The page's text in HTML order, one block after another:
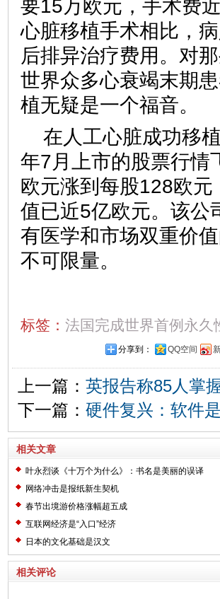
要15万欧元，手术费
心脏移植手术相比，
后排异治疗费用。对
世界众多心衰竭末期
植无疑是一个福音。
在人工心脏成功移
年7月上市的股票行情
欧元涨到每股128欧
值已近5亿欧元。该公
有医学和市场双重价
不可限量。
标签： 法国完成世界首例永久
分享到： QQ空间
上一篇： 英报告称85人掌
下一篇： 硬件复兴：软件
相关文章
叶永烈谈《十万个为什么》：书名是美丽的误译
网络冲击是报纸新生契机
春节出境游价格涨幅超五成
互联网经济是“入口”经济
日本的文化基础是汉文
相关评论